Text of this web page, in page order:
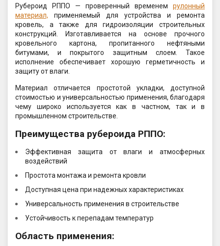
Рубероид РППО — проверенный временем рулонный
материал, применяемый для устройства и ремонта
кровель, а также для гидроизоляции строительных
конструкций. Изготавливается на основе прочного
кровельного картона, пропитанного нефтяными
битумами, и покрытого защитным слоем. Такое
исполнение обеспечивает хорошую герметичность и
защиту от влаги.
Материал отличается простотой укладки, доступной
стоимостью и универсальностью применения, благодаря
чему широко используется как в частном, так и в
промышленном строительстве.
Преимущества рубероида РППО:
Эффективная защита от влаги и атмосферных
воздействий
Простота монтажа и ремонта кровли
Доступная цена при надежных характеристиках
Универсальность применения в строительстве
Устойчивость к перепадам температур
Область применения: